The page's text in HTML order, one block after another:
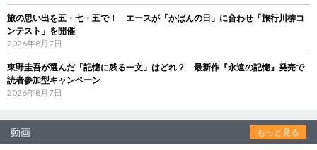
旅の思い出を五・七・五で！ エースが「かばんの日」に合わせ「旅行川柳コ
ンテスト」を開催
2026年8月7日
東野圭吾が選んだ「記憶に残る一文」はどれ？ 最新作『永遠の記憶』発売で
読者参加型キャンペーン
2026年8月7日
動画 もっと見る